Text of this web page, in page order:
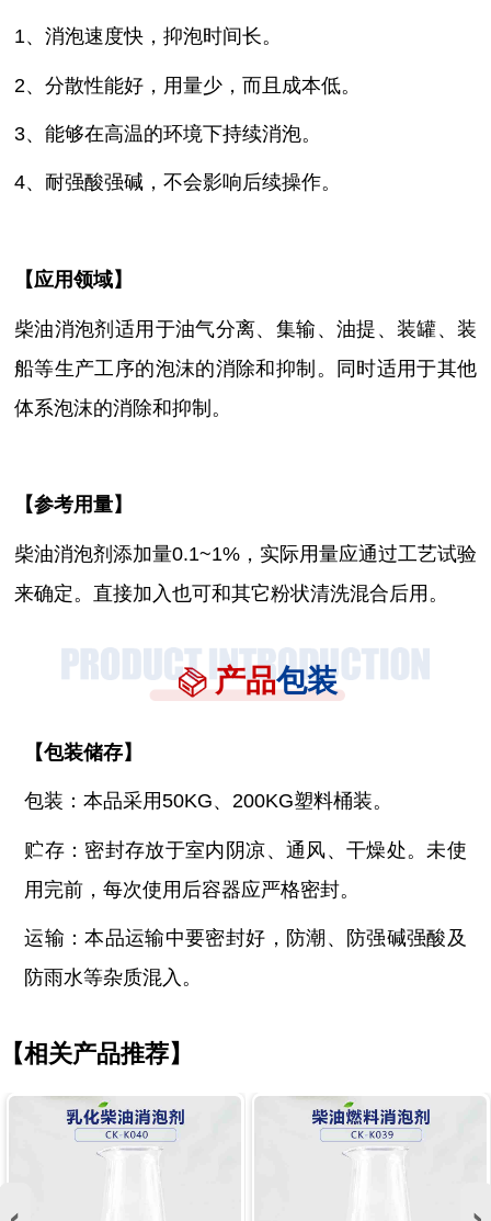
1、消泡速度快，抑泡时间长。
2、分散性能好，用量少，而且成本低。
3、能够在高温的环境下持续消泡。
4、耐强酸强碱，不会影响后续操作。
【应用领域】
柴油消泡剂适用于油气分离、集输、油提、装罐、装
船等生产工序的泡沫的消除和抑制。同时适用于其他
体系泡沫的消除和抑制。
【参考用量】
柴油消泡剂 添加量0.1~1%，实际用量应通过工艺试验
来确定。直接加入也可和其它粉状清洗混合后用。
产品包装
【包装储存】
包装：本品采用50KG、200KG塑料桶装。
贮存：密封存放于室内阴凉、通风、干燥处。未使
用完前，每次使用后容器应严格密封。
运输：本品运输中要密封好，防潮、防强碱强酸及
防雨水等杂质混入。
【相关产品推荐】